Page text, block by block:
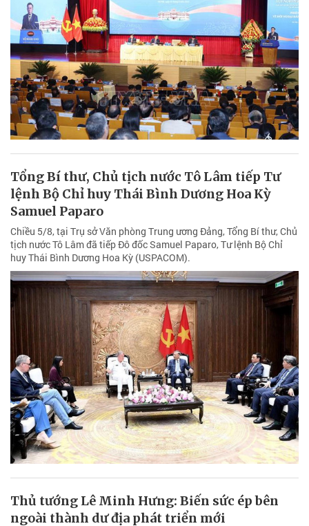
Tổng Bí thư, Chủ tịch nước Tô Lâm tiếp Tư
lệnh Bộ Chỉ huy Thái Bình Dương Hoa Kỳ
Samuel Paparo
Chiều 5/8, tại Trụ sở Văn phòng Trung ương Đảng, Tổng Bí thư, Chủ
tịch nước Tô Lâm đã tiếp Đô đốc Samuel Paparo, Tư lệnh Bộ Chỉ
huy Thái Bình Dương Hoa Kỳ (USPACOM).
Thủ tướng Lê Minh Hưng: Biến sức ép bên
ngoài thành dư địa phát triển mới